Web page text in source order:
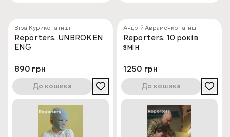
Віра Курико та інші
Reporters. UNBROKEN
ENG
890 грн
До кошика
Андрій Авраменко та інші
Reporters. 10 років
змін
1250 грн
До кошика